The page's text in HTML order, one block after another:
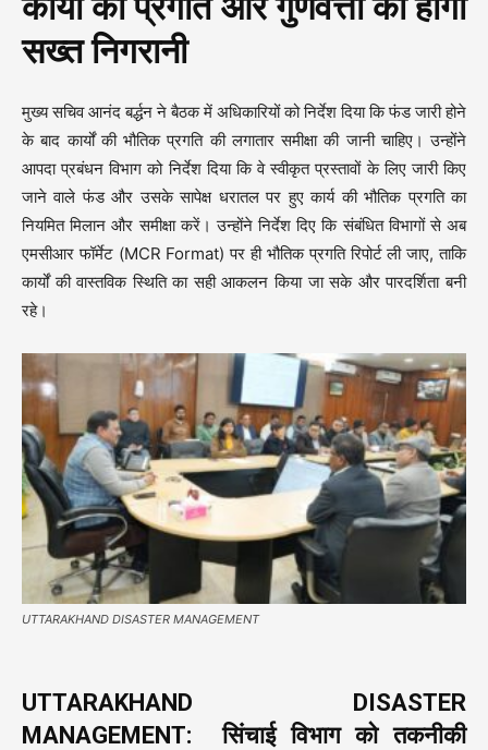
सख्त निगरानी
मुख्य सचिव आनंद बर्द्धन ने बैठक में अधिकारियों को निर्देश दिया कि फंड जारी होने
के बाद कार्यों की भौतिक प्रगति की लगातार समीक्षा की जानी चाहिए। उन्होंने
आपदा प्रबंधन विभाग को निर्देश दिया कि वे स्वीकृत प्रस्तावों के लिए जारी किए
जाने वाले फंड और उसके सापेक्ष धरातल पर हुए कार्य की भौतिक प्रगति का
नियमित मिलान और समीक्षा करें। उन्होंने निर्देश दिए कि संबंधित विभागों से अब
एमसीआर फॉर्मेट (MCR Format) पर ही भौतिक प्रगति रिपोर्ट ली जाए, ताकि
कार्यों की वास्तविक स्थिति का सही आकलन किया जा सके और पारदर्शिता बनी
रहे।
UTTARAKHAND DISASTER MANAGEMENT
UTTARAKHAND DISASTER
MANAGEMENT:सिंचाई विभाग को तकनीकी